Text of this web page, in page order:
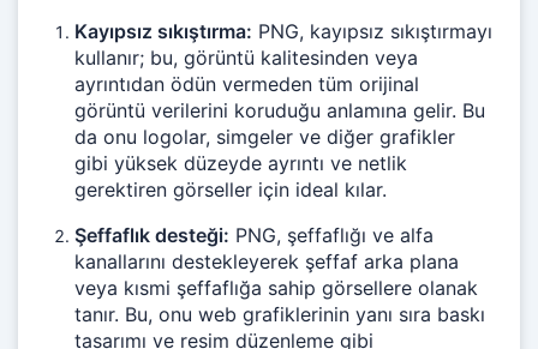
Kayıpsız sıkıştırma: PNG, kayıpsız sıkıştırmayı
kullanır; bu, görüntü kalitesinden veya
ayrıntıdan ödün vermeden tüm orijinal
görüntü verilerini koruduğu anlamına gelir. Bu
da onu logolar, simgeler ve diğer grafikler
gibi yüksek düzeyde ayrıntı ve netlik
gerektiren görseller için ideal kılar.
Şeffaflık desteği: PNG, şeffaflığı ve alfa
kanallarını destekleyerek şeffaf arka plana
veya kısmi şeffaflığa sahip görsellere olanak
tanır. Bu, onu web grafiklerinin yanı sıra baskı
tasarımı ve resim düzenleme gibi